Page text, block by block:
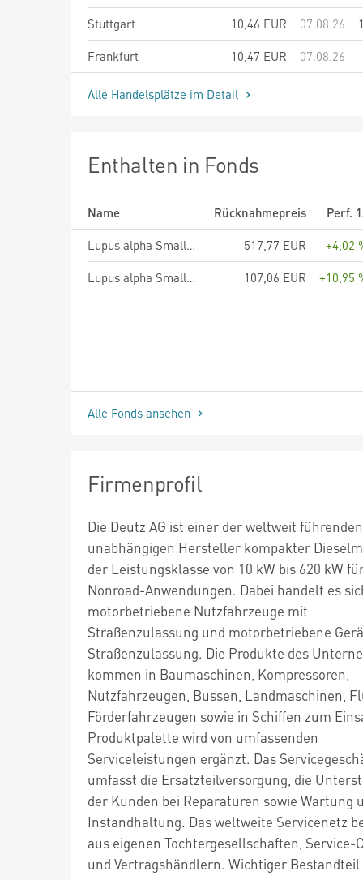
Stuttgart
10,46 EUR 07.08.26
Frankfurt
10,47 EUR 07.08.26
Alle Handelsplätze im Detail
Enthalten in Fonds
Name Rücknahmepreis
Perf.
Lupus alpha Smaller German Champions A
517,77 EUR
+4,02
Lupus alpha Smaller Pan European Champions R
107,06 EUR +10,95
Alle Fonds ansehen
Firmenprofil
Die Deutz AG ist einer der weltweit führenden
unabhängigen Hersteller kompakter
der Leistungsklasse von 10 kW bis 620 kW
Nonroad-Anwendungen. Dabei handelt es
motorbetriebene Nutzfahrzeuge mit
Straßenzulassung und motorbetriebene
Straßenzulassung. Die Produkte des
kommen in Baumaschinen, Kompressoren,
Nutzfahrzeugen, Bussen, Landmaschinen,
Förderfahrzeugen sowie in Schiffen zum
Produktpalette wird von umfassenden
Serviceleistungen ergänzt. Das
umfasst die Ersatzteilversorgung, die
der Kunden bei Reparaturen sowie Wartung
Instandhaltung. Das weltweite Servicenetz
aus eigenen Tochtergesellschaften, Service-
und Vertragshändlern. Wichtiger Bestandteil